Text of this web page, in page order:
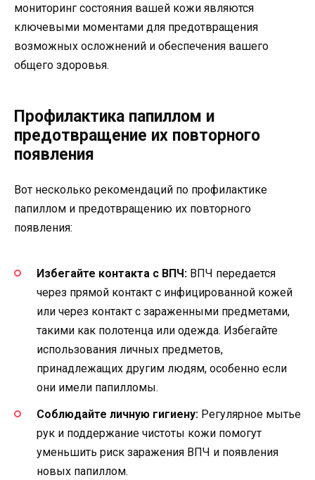
мониторинг состояния вашей кожи являются
ключевыми моментами для предотвращения
возможных осложнений и обеспечения вашего
общего здоровья.
Профилактика папиллом и
предотвращение их повторного
появления
Вот несколько рекомендаций по профилактике
папиллом и предотвращению их повторного
появления:
Избегайте контакта с ВПЧ: ВПЧ передается
через прямой контакт с инфицированной кожей
или через контакт с зараженными предметами,
такими как полотенца или одежда. Избегайте
использования личных предметов,
принадлежащих другим людям, особенно если
они имели папилломы.
Соблюдайте личную гигиену: Регулярное мытье
рук и поддержание чистоты кожи помогут
уменьшить риск заражения ВПЧ и появления
новых папиллом.